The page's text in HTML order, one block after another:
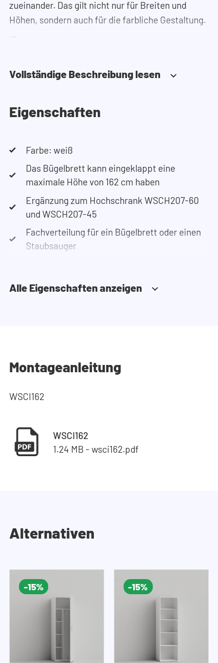
zueinander. Das gilt nicht nur für Breiten und
Höhen, sondern auch für die farbliche Gestaltung.
Benötigen Sie Hilfe bei der Planung Ihres
um Ihren Waschmaschinenschrank
zusammenzustellen. Sie können uns auch
Vollständige Beschreibung lesen
Eigenschaften
Farbe: weiß
Das Bügelbrett kann eingeklappt eine
maximale Höhe von 162 cm haben
Ergänzung zum Hochschrank WSCH207-60
und WSCH207-45
Fachverteilung für ein Bügelbrett oder einen
Staubsauger
Alle Eigenschaften anzeigen
Montageanleitung
WSCI162
WSCI162
1.24 MB - wsci162.pdf
Alternativen
-15% -15%